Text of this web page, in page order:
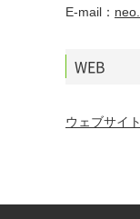
E-mail：
WEB
ウェブサイト